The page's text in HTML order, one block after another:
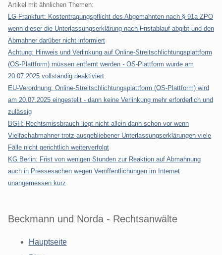
Artikel mit ähnlichen Themen:
LG Frankfurt: Kostentragungspflicht des Abgemahnten nach § 91a ZPO
wenn dieser die Unterlassungserklärung nach Fristablauf abgibt und den
Abmahner darüber nicht informiert
Achtung: Hinweis und Verlinkung auf Online-Streitschlichtungsplattform
(OS-Plattform) müssen entfernt werden - OS-Plattform wurde am
20.07.2025 vollständig deaktiviert
EU-Verordnung: Online-Streitschlichtungsplattform (OS-Plattform) wird
am 20.07.2025 eingestellt - dann keine Verlinkung mehr erforderlich und
zulässig
BGH: Rechtsmissbrauch liegt nicht allein dann schon vor wenn
Vielfachabmahner trotz ausgebliebener Unterlassungserklärungen viele
Fälle nicht gerichtlich weiterverfolgt
KG Berlin: Frist von wenigen Stunden zur Reaktion auf Abmahnung
auch in Pressesachen wegen Veröffentlichungen im Internet
unangemessen kurz
Beckmann und Norda - Rechtsanwälte
Hauptseite